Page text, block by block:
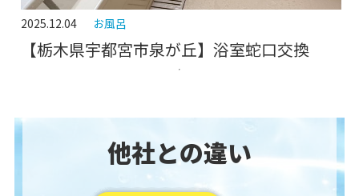
2025.12.04 お風呂
【栃木県宇都宮市泉が丘】浴室蛇口交換
他社との違い